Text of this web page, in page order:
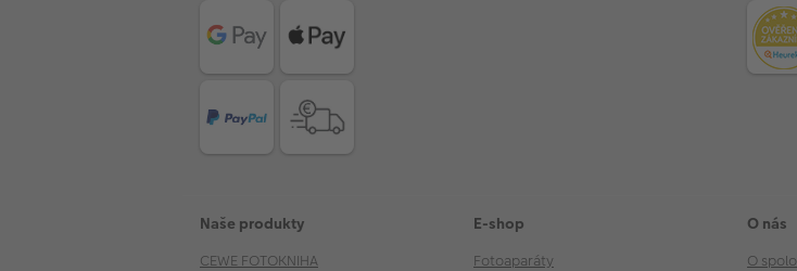
Naše produkty
CEWE FOTOKNIHA
E-shop
Fotoaparáty
O nás
O